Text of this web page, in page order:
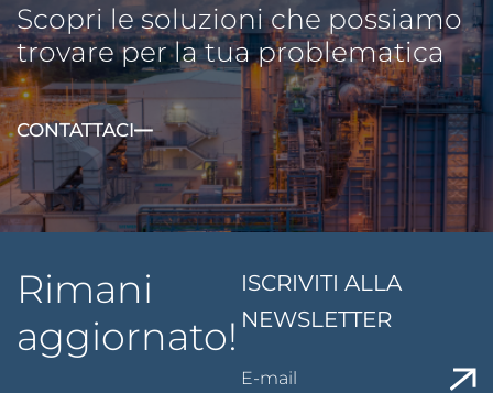
Scopri le soluzioni che possiamo
trovare per la tua problematica
CONTATTACI
Rimani
aggiornato!
ISCRIVITI ALLA
NEWSLETTER